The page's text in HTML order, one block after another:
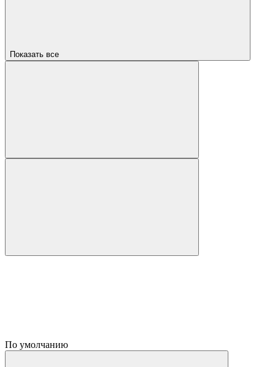
Показать все
По умолчанию